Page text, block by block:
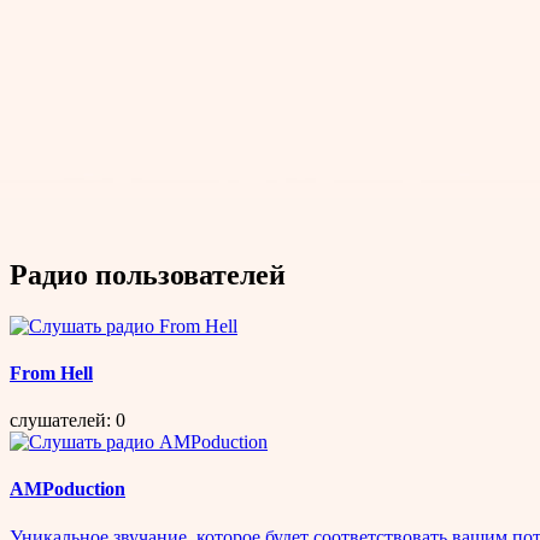
Радио пользователей
From Hell
слушателей: 0
AMPoduction